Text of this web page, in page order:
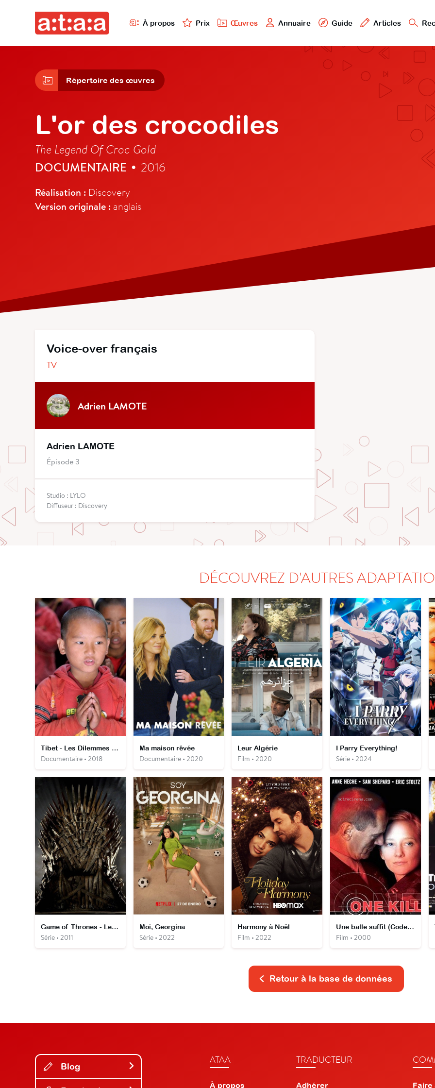
À propos Prix Œuvres Annuaire Guide Articles
Répertoire des œuvres
L'or des crocodiles
The Legend Of Croc Gold
DOCUMENTAIRE • 2016
Réalisation : Discovery
Version originale : anglais
Voice-over français
TV
Adrien LAMOTE
Adrien LAMOTE
Épisode 3
Studio : LYLO
Diffuseur : Discovery
DÉCOUVREZ D'AUTRES
Tibet - Les Dilemmes de Tashi
Documentaire • 2018
Ma maison rêvée
Documentaire • 2020
Leur Algérie
Film • 2020
I Parry Everything!
Série • 2024
Game of Thrones - Le Trône de Fer
Série • 2011
Moi, Georgina
Série • 2022
Harmony à Noël
Film • 2022
Une balle suffit (Code d'honneur)
Film • 2000
Retour à la base de données
Blog
ATAA
À propos
TRADUCTEUR
Adhérer